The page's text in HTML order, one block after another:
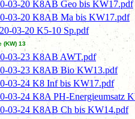
03-20 K8AB Geo bis KW17.pdf
03-20 K8AB Ma bis KW17.pdf
03-20 K5-10 Sp.pdf
(KW) 13
03-23 K8AB AWT.pdf
03-23 K8AB Bio KW13.pdf
03-24 K8 Inf bis KW17.pdf
03-24 K8A PH-Energieumsatz
03-24 K8AB Ch bis KW14.pdf